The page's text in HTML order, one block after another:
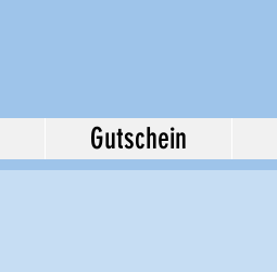
Gutschein